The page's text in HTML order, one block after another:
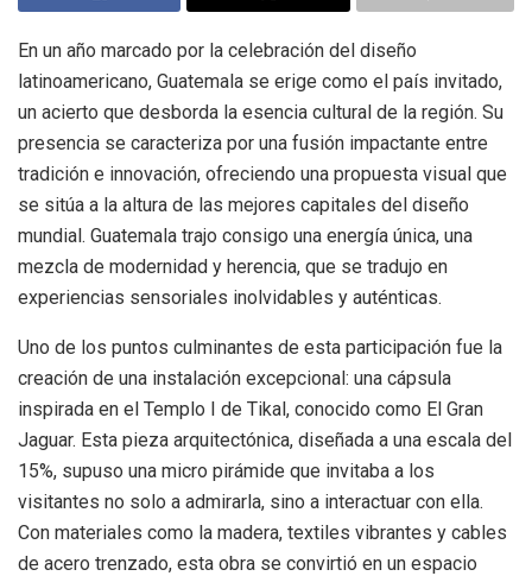
En un año marcado por la celebración del diseño
latinoamericano, Guatemala se erige como el país invitado,
un acierto que desborda la esencia cultural de la región. Su
presencia se caracteriza por una fusión impactante entre
tradición e innovación, ofreciendo una propuesta visual que
se sitúa a la altura de las mejores capitales del diseño
mundial. Guatemala trajo consigo una energía única, una
mezcla de modernidad y herencia, que se tradujo en
experiencias sensoriales inolvidables y auténticas.
Uno de los puntos culminantes de esta participación fue la
creación de una instalación excepcional: una cápsula
inspirada en el Templo I de Tikal, conocido como El Gran
Jaguar. Esta pieza arquitectónica, diseñada a una escala del
15%, supuso una micro pirámide que invitaba a los
visitantes no solo a admirarla, sino a interactuar con ella.
Con materiales como la madera, textiles vibrantes y cables
de acero trenzado, esta obra se convirtió en un espacio